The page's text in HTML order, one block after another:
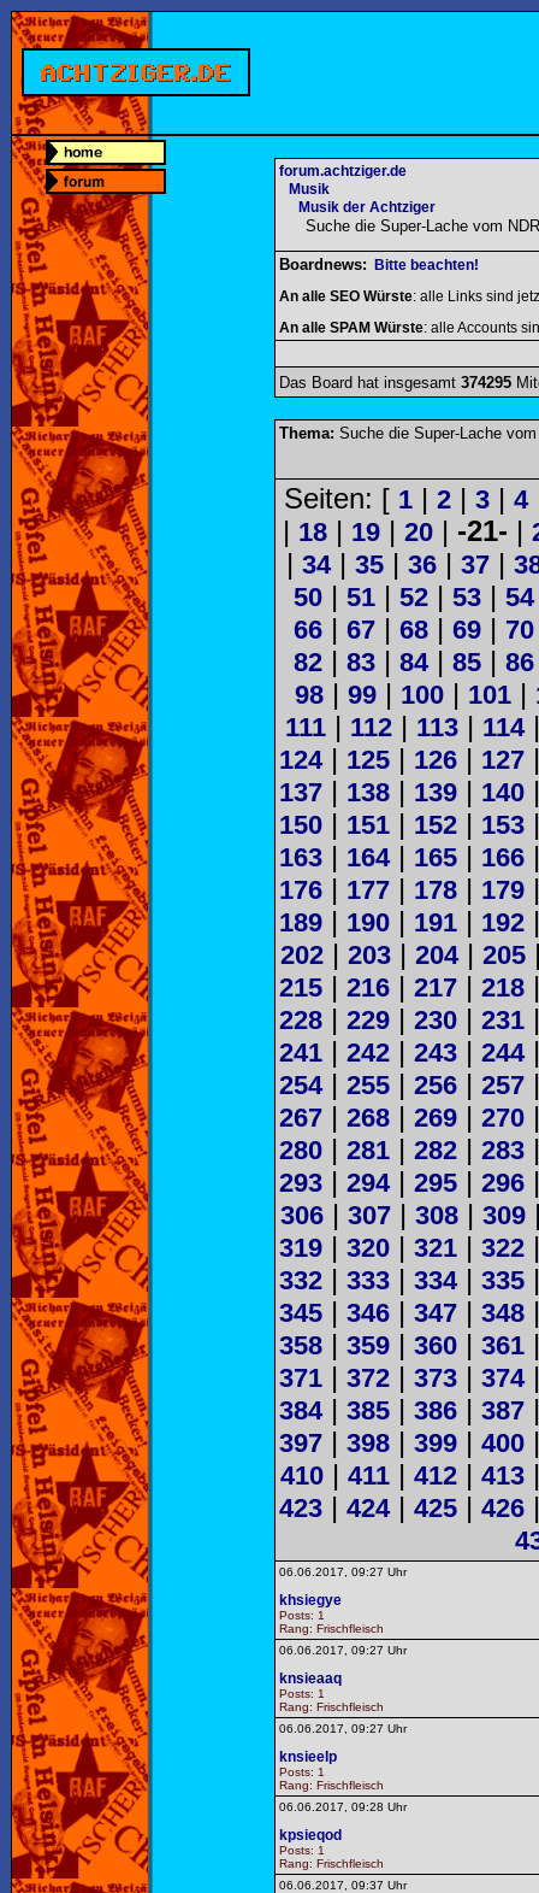
forum.achtziger.de
Musik
Musik der Achtziger
Suche die Super-Lache vom
Boardnews:
Bitte beachten!
An alle SEO Würste: alle Links sind
An alle SPAM Würste: alle Accounts
Das Board hat insgesamt 374295
Thema: Suche die Super-Lache
Seiten: [ 1| 2| 3| 4
| 18 | 19 | 20 | -21- |
| 34| 35| 36| 37|
50 | 51 | 52 | 53 | 54
66 | 67 | 68 | 69 | 70
82 | 83 | 84| 85 | 86
98| 99| 100| 101|
111 | 112 | 113 | 114
124| 125 | 126 | 127
137 | 138 | 139 | 140
150 | 151 | 152 | 153
163 | 164| 165 | 166
176 | 177 | 178 | 179
189 | 190 | 191 | 192
202| 203| 204| 205
215 | 216 | 217 | 218
228 | 229 | 230 | 231
241 | 242 | 243 | 244
254| 255 | 256 | 257
267 | 268 | 269 | 270
280 | 281 | 282 | 283
293 | 294| 295 | 296
306| 307| 308| 309
319 | 320 | 321 | 322
332 | 333 | 334| 335
345 | 346 | 347 | 348
358 | 359 | 360 | 361
371 | 372 | 373 | 374
384| 385 | 386 | 387
397 | 398 | 399 | 400
410| 411| 412| 413
423 | 424| 425 | 426
06.06.2017, 09:27 Uhr
khsiegye
Posts: 1
Rang: Frischfleisch
06.06.2017, 09:27 Uhr
knsieaaq
Posts: 1
Rang: Frischfleisch
06.06.2017, 09:27 Uhr
knsieelp
Posts: 1
Rang: Frischfleisch
06.06.2017, 09:28 Uhr
kpsieqod
Posts: 1
Rang: Frischfleisch
06.06.2017, 09:37 Uhr